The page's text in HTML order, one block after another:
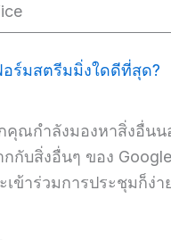
อร์มสตรีมมิ่งใดดีที่สุด?
คุณกำลังมองหาสิ่งอื่น
บสิ่งอื่นๆ ของ Google
ข้าร่วมการประชุมก็ง่า